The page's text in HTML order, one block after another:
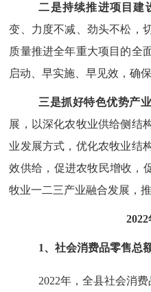
二是持续推进项目建
变、力度不减、劲头不松，
质量推进全年重大项目的全
启动、早实施、早见效，确
三是抓好特色优势产业
展，以深化农牧业供给侧结
业发展方式，优化农牧业结
效供给，促进农牧民增收，
牧业一二三产业融合发展，
1、社会消费品零售总
2022年 ，全县社会消